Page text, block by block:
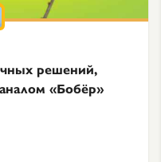
решений,
«Бобёр»